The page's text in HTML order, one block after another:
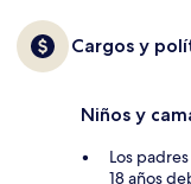
Cargos y
Niños y
Los
18 años